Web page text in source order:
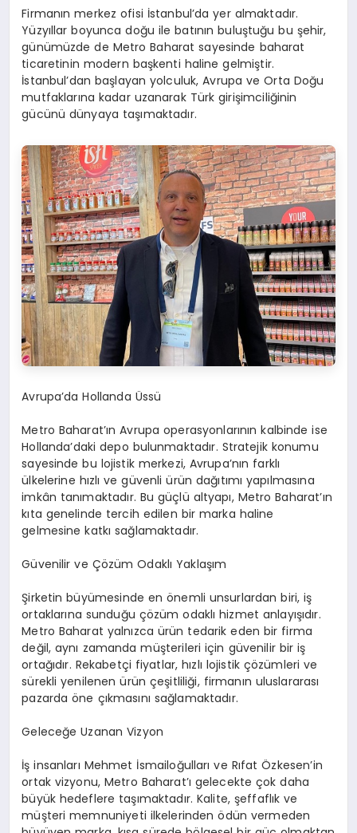
Firmanın merkez ofisi İstanbul’da yer almaktadır.
Yüzyıllar boyunca doğu ile batının buluştuğu bu şehir,
günümüzde de Metro Baharat sayesinde baharat
ticaretinin modern başkenti haline gelmiştir.
İstanbul’dan başlayan yolculuk, Avrupa ve Orta Doğu
mutfaklarına kadar uzanarak Türk girişimciliğinin
gücünü dünyaya taşımaktadır.
Avrupa’da Hollanda Üssü
Metro Baharat’ın Avrupa operasyonlarının kalbinde ise
Hollanda’daki depo bulunmaktadır. Stratejik konumu
sayesinde bu lojistik merkezi, Avrupa’nın farklı
ülkelerine hızlı ve güvenli ürün dağıtımı yapılmasına
imkân tanımaktadır. Bu güçlü altyapı, Metro Baharat’ın
kıta genelinde tercih edilen bir marka haline
gelmesine katkı sağlamaktadır.
Güvenilir ve Çözüm Odaklı Yaklaşım
Şirketin büyümesinde en önemli unsurlardan biri, iş
ortaklarına sunduğu çözüm odaklı hizmet anlayışıdır.
Metro Baharat yalnızca ürün tedarik eden bir firma
değil, aynı zamanda müşterileri için güvenilir bir iş
ortağıdır. Rekabetçi fiyatlar, hızlı lojistik çözümleri ve
sürekli yenilenen ürün çeşitliliği, firmanın uluslararası
pazarda öne çıkmasını sağlamaktadır.
Geleceğe Uzanan Vizyon
İş insanları Mehmet İsmailoğulları ve Rıfat Özkesen’in
ortak vizyonu, Metro Baharat’ı gelecekte çok daha
büyük hedeflere taşımaktadır. Kalite, şeffaflık ve
müşteri memnuniyeti ilkelerinden ödün vermeden